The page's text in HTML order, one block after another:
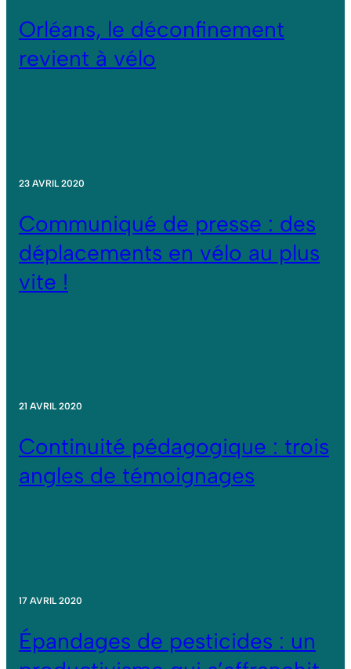
Orléans, le déconfinement
revient à vélo
23 AVRIL 2020
Communiqué de presse : des
déplacements en vélo au plus
vite !
21 AVRIL 2020
Continuité pédagogique : trois
angles de témoignages
17 AVRIL 2020
Épandages de pesticides : un